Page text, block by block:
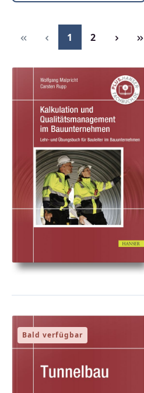
Seite
1 Seite
2
Bald verfügbar